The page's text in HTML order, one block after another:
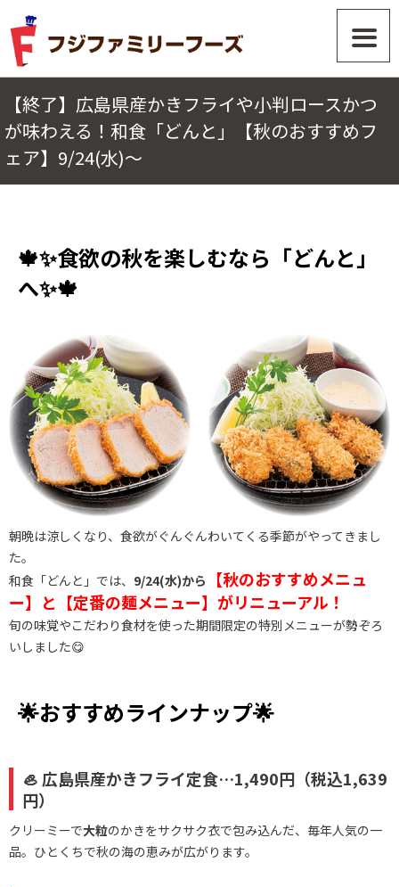
【終了】広島県産かきフライや小判ロースかつ
が味わえる！和食「どんと」【秋のおすすめフ
ェア】9/24(水)～
🍁✨食欲の秋を楽しむなら「どんと」
へ✨🍁
朝晩は涼しくなり、食欲がぐんぐんわいてくる季節がやってきまし
た。
和食「どんと」では、 9/24(水)から
【秋のおすすめメニュ
ー】と【定番の麺メニュー】がリニューアル！
旬の味覚やこだわり食材を使った期間限定の特別メニューが勢ぞろ
いしました😋
🌟おすすめラインナップ🌟
🦪 広島県産かきフライ定食…1,490円（税込1,639
円）
クリーミーで大粒のかきをサクサク衣で包み込んだ、毎年人気の一
品。ひとくちで秋の海の恵みが広がります。